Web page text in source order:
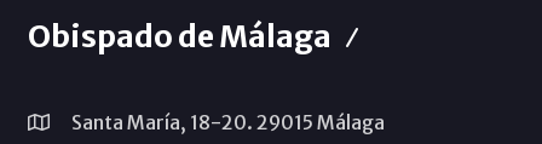
Obispado de Málaga
Santa María, 18-20. 29015 Málaga